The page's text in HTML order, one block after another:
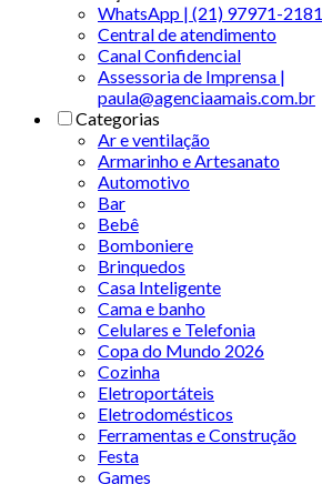
WhatsApp | (21) 97971-2181
Central de atendimento
Canal Confidencial
Assessoria de Imprensa |
paula@agenciaamais.com.br
Categorias
Ar e ventilação
Armarinho e Artesanato
Automotivo
Bar
Bebê
Bomboniere
Brinquedos
Casa Inteligente
Cama e banho
Celulares e Telefonia
Copa do Mundo 2026
Cozinha
Eletroportáteis
Eletrodomésticos
Ferramentas e Construção
Festa
Games